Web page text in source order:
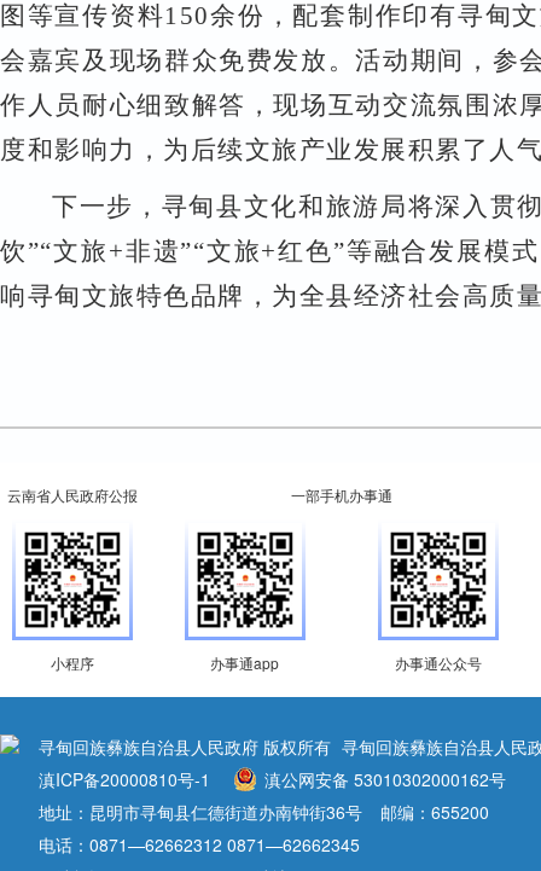
图等宣传资料150余份，配套制作印有寻甸
会嘉宾及现场群众免费发放。活动期间，参
作人员耐心细致解答，现场互动交流氛围浓
度和影响力，为后续文旅产业发展积累了人
下一步，寻甸县文化和旅游局将深入贯
饮”“文旅+非遗”“文旅+红色”等融合发展模
响寻甸文旅特色品牌，为全县经济社会高质
云南省人民政府公报
小程序
一部手机办事通
办事通app 办事通公众号
寻甸回族彝族自治县人民政府 版权所有 寻甸回族彝族自治县人民
滇ICP备20000810号-1
滇公网安备 53010302000162号
地址：昆明市寻甸县仁德街道办南钟街36号
邮编：655200
电话：0871—62662312 0871—62662345